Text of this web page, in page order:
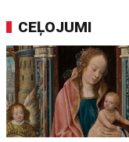
CEĻOJUMI